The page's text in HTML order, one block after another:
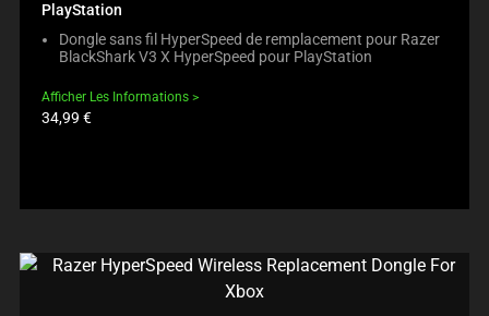
PlayStation
Dongle sans fil HyperSpeed de remplacement pour Razer
BlackShark V3 X HyperSpeed pour PlayStation
Afficher Les Informations
Prix
34,99 €